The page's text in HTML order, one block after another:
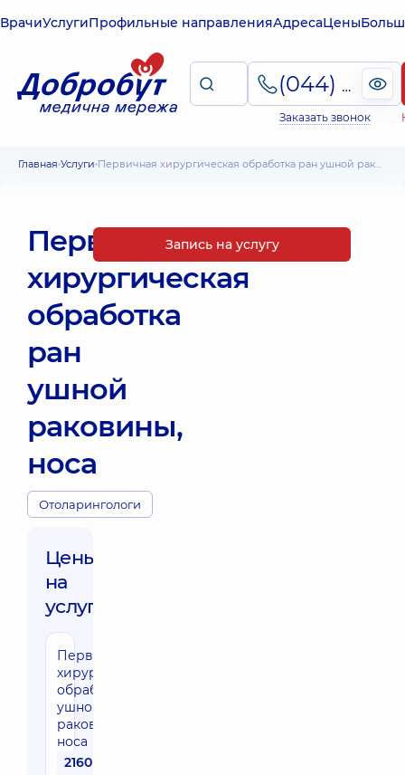
ВрачиУслугиПрофильные направленияАдресаЦены
(044) 495-2-888
Заказать звонок
Главная Услуги Первичная хирургическая обработка ран ушной раковины, носа
Первичная
хирургическая
обработка
ран
ушной
раковины,
носа
Отоларингологи
Цены
на
услуги:
Первичная
хирургическая
обработка ран
ушной
раковины,
носа
2160 грн
Запись на услугу